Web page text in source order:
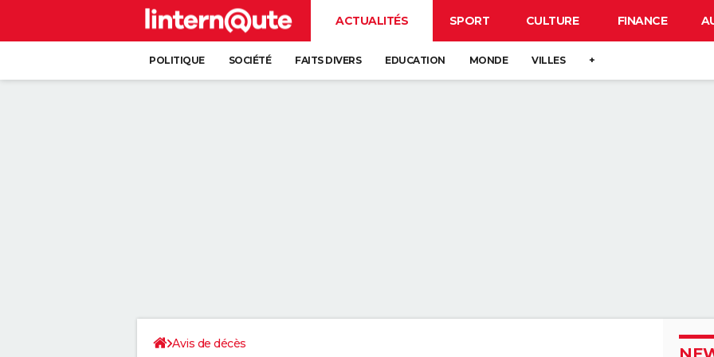
ACTUALITÉS SPORT CULTURE FINANCE
POLITIQUE SOCIÉTÉ FAITS DIVERS EDUCATION MONDE VILLES +
Avis de décès